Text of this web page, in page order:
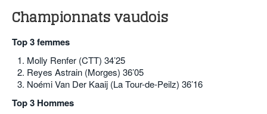
Championnats vaudois
Top 3 femmes
Molly Renfer (CTT) 34’25
Reyes Astrain (Morges) 36’05
Noémi Van Der Kaaij (La Tour-de-Peilz) 36’16
Top 3 Hommes